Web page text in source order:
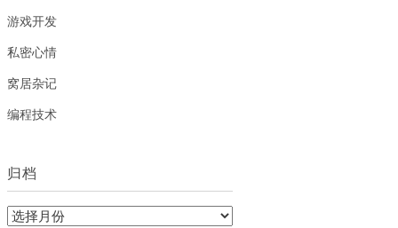
游戏开发
私密心情
窝居杂记
编程技术
归档
归